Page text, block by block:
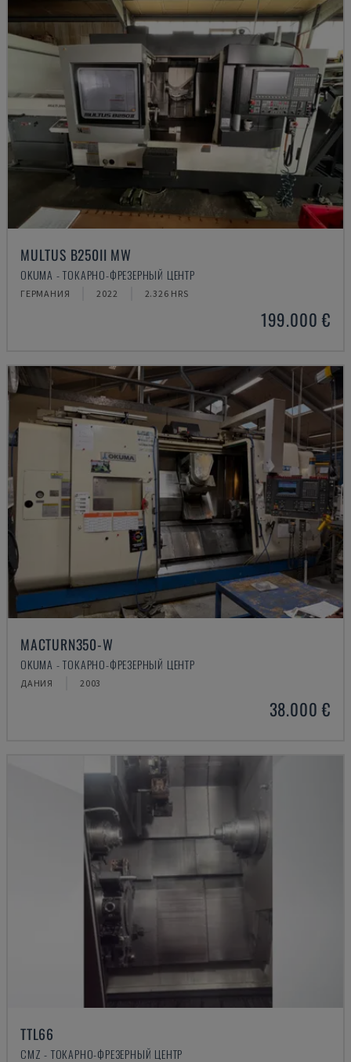
MULTUS B250II MW
OKUMA - ТОКАРНО-ФРЕЗЕРНЫЙ ЦЕНТР
ГЕРМАНИЯ 2022 2.326 HRS
199.000 €
MACTURN350-W
OKUMA - ТОКАРНО-ФРЕЗЕРНЫЙ ЦЕНТР
ДАНИЯ 2003
38.000 €
TTL66
CMZ - ТОКАРНО-ФРЕЗЕРНЫЙ ЦЕНТР